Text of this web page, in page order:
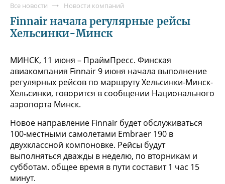
Все новости Новости компаний
Finnair начала регулярные рейсы
Хельсинки-Минск
МИНСК, 11 июня – ПраймПресс. Финская
авиакомпания Finnair 9 июня начала выполнение
регулярных рейсов по маршруту Хельсинки-Минск-
Хельсинки, говорится в сообщении Национального
аэропорта Минск.
Новое направление Finnair будет обслуживаться
100-местными самолетами Embraer 190 в
двухклассной компоновке. Рейсы будут
выполняться дважды в неделю, по вторникам и
субботам. общее время в пути составит 1 час 15
минут.